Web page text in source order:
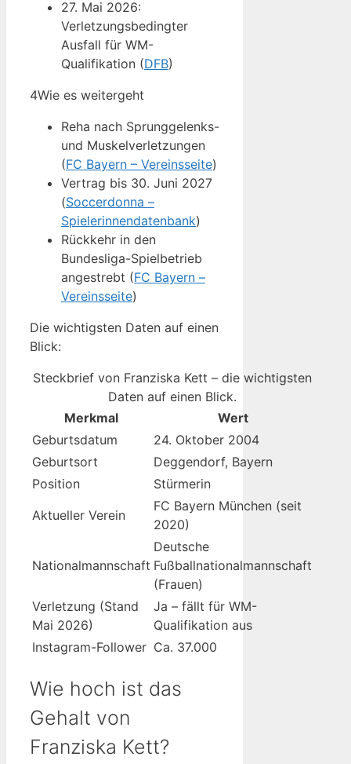
27. Mai 2026:
Verletzungsbedingter
Ausfall für WM-
Qualifikation (DFB)
4Wie es weitergeht
Reha nach Sprunggelenks-
und Muskelverletzungen
(FC Bayern – Vereinsseite)
Vertrag bis 30. Juni 2027
(Soccerdonna –
Spielerinnendatenbank)
Rückkehr in den
Bundesliga-Spielbetrieb
angestrebt (FC Bayern –
Vereinsseite)
Die wichtigsten Daten auf einen
Blick:
Steckbrief von Franziska Kett – die wichtigsten
Daten auf einen Blick.
Merkmal
Wert
Geburtsdatum
24. Oktober 2004
Geburtsort
Deggendorf, Bayern
Position
Stürmerin
Aktueller Verein
FC Bayern München (seit
2020)
Nationalmannschaft
Deutsche
Fußballnationalmannschaft
(Frauen)
Verletzung (Stand
Mai 2026)
Ja – fällt für WM-
Qualifikation aus
Instagram-Follower Ca. 37.000
Wie hoch ist das
Gehalt von
Franziska Kett?